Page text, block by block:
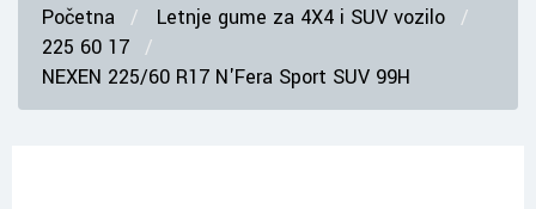
Početna
Letnje gume za 4X4 i SUV vozilo
225 60 17
NEXEN 225/60 R17 N'Fera Sport SUV 99H